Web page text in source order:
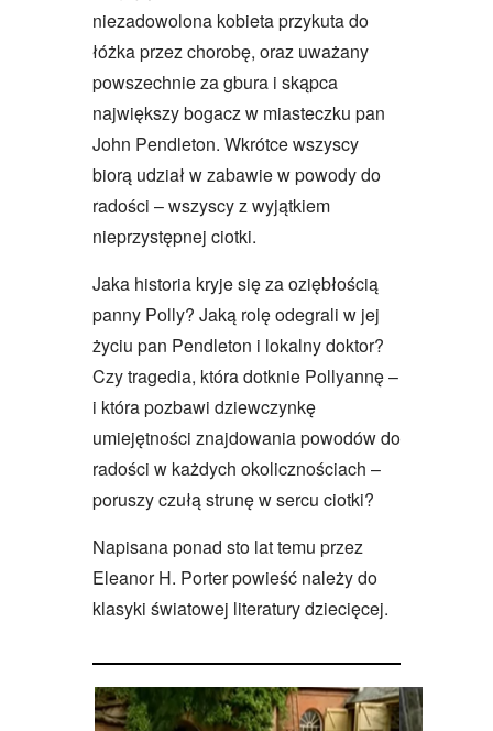
niezadowolona kobieta przykuta do
łóżka przez chorobę, oraz uważany
powszechnie za gbura i skąpca
największy bogacz w miasteczku pan
John Pendleton. Wkrótce wszyscy
biorą udział w zabawie w powody do
radości – wszyscy z wyjątkiem
nieprzystępnej ciotki.
Jaka historia kryje się za oziębłością
panny Polly? Jaką rolę odegrali w jej
życiu pan Pendleton i lokalny doktor?
Czy tragedia, która dotknie Pollyannę –
i która pozbawi dziewczynkę
umiejętności znajdowania powodów do
radości w każdych okolicznościach –
poruszy czułą strunę w sercu ciotki?
Napisana ponad sto lat temu przez
Eleanor H. Porter powieść należy do
klasyki światowej literatury dziecięcej.